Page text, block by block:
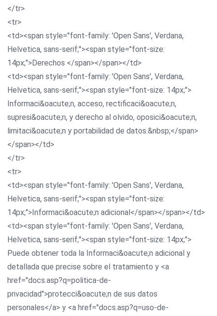
</tr>
<tr>
<td><span style="font-family: 'Open Sans', Verdana,
Helvetica, sans-serif;"><span style="font-size:
14px;">Derechos </span></span></td>
<td><span style="font-family: 'Open Sans', Verdana,
Helvetica, sans-serif;"><span style="font-size: 14px;">
Informaci&oacute;n, acceso, rectificaci&oacute;n,
supresi&oacute;n, y derecho al olvido, oposici&oacute;n,
limitaci&oacute;n y portabilidad de datos.&nbsp;</span>
</span></td>
</tr>
<tr>
<td><span style="font-family: 'Open Sans', Verdana,
Helvetica, sans-serif;"><span style="font-size:
14px;">Informaci&oacute;n adicional</span></span></td>
<td><span style="font-family: 'Open Sans', Verdana,
Helvetica, sans-serif;"><span style="font-size: 14px;">
Puede obtener toda la Informaci&oacute;n adicional y
detallada que precise sobre el tratamiento y <a
href="docs.asp?q=politica-de-
privacidad">protecci&oacute;n de sus datos
personales</a> y <a href="docs.asp?q=uso-de-